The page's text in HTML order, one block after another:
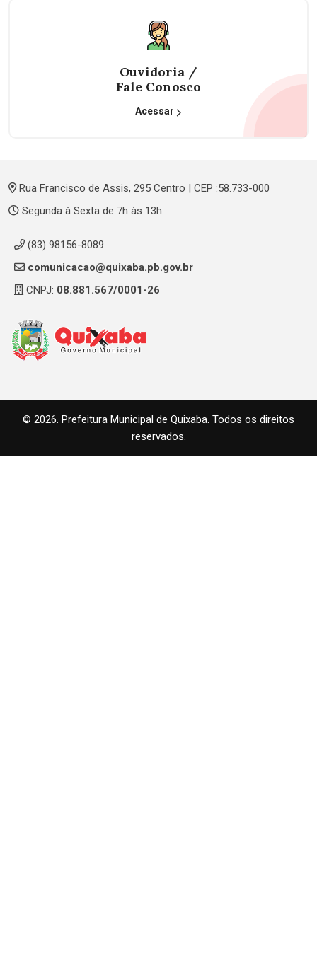
Ouvidoria /
Fale Conosco
Acessar
Rua Francisco de Assis, 295 Centro | CEP :58.733-000
Segunda à Sexta de 7h às 13h
(83) 98156-8089
comunicacao@quixaba.pb.gov.br
CNPJ: 08.881.567/0001-26
© 2026. Prefeitura Municipal de Quixaba. Todos os direitos
reservados.